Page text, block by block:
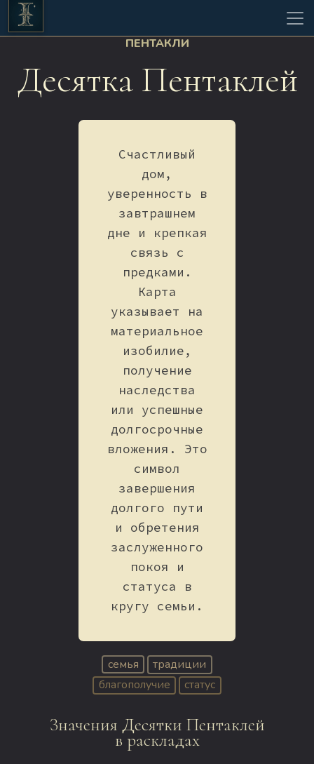
ПЕНТАКЛИ
Десятка Пентаклей
Счастливый
дом,
уверенность в
завтрашнем
дне и крепкая
связь с
предками.
Карта
указывает на
материальное
изобилие,
получение
наследства
или успешные
долгосрочные
вложения. Это
символ
завершения
долгого пути
и обретения
заслуженного
покоя и
статуса в
кругу семьи.
семья
традиции
благополучие
статус
Значения Десятки Пентаклей
в раскладах